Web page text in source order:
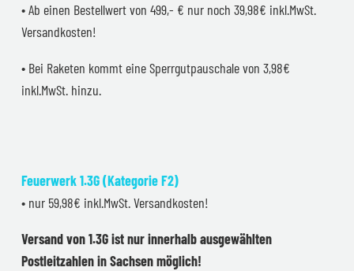
• Ab einen Bestellwert von 499,- € nur noch 39,98€ inkl.MwSt.
Versandkosten!
• Bei Raketen kommt eine Sperrgutpauschale von 3,98€
inkl.MwSt. hinzu.
Feuerwerk 1.3G (Kategorie F2)
• nur 59,98€ inkl.MwSt. Versandkosten!
Versand von 1.3G ist nur innerhalb ausgewählten
Postleitzahlen in Sachsen möglich!